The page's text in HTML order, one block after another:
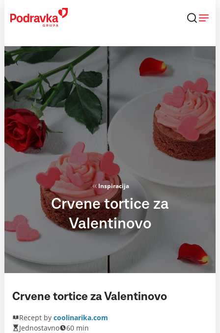
content
Inspiracija
Crvene tortice za
Valentinovo
Crvene tortice za Valentinovo
Recept by coolinarika.com
Jednostavno
60 min